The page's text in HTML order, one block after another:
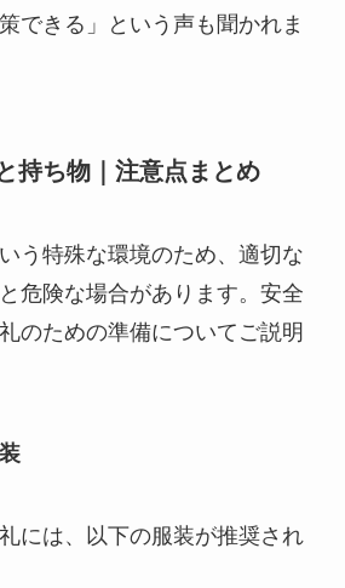
できる」という声も聞かれま
持ち物｜注意点まとめ
う特殊な環境のため、適切な
危険な場合があります。安全
のための準備についてご説明
には、以下の服装が推奨され